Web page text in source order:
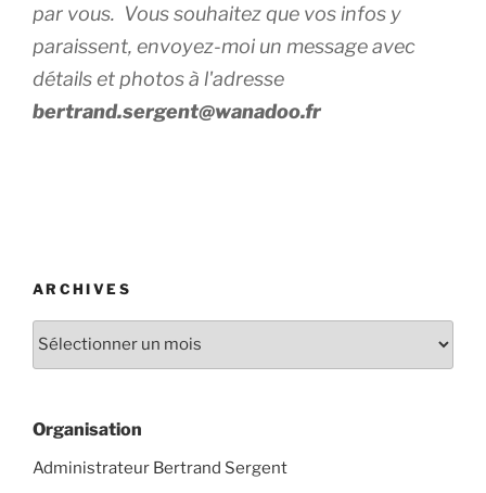
par vous. Vous souhaitez que vos infos y
paraissent, envoyez-moi un message avec
détails et photos à l'adresse
bertrand.sergent@wanadoo.fr
ARCHIVES
Organisation
Administrateur Bertrand Sergent